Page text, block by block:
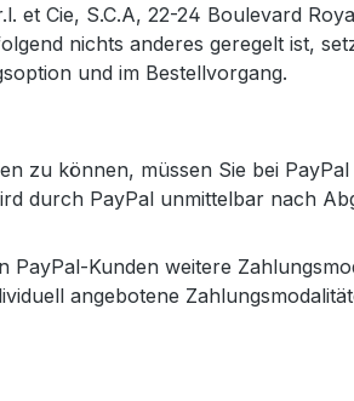
et Cie, S.C.A, 22-24 Boulevard
nichts anderes geregelt ist,
und im Bestellvorgang.
zu können, müssen Sie bei
durch PayPal unmittelbar nach
Kunden weitere
angebotene